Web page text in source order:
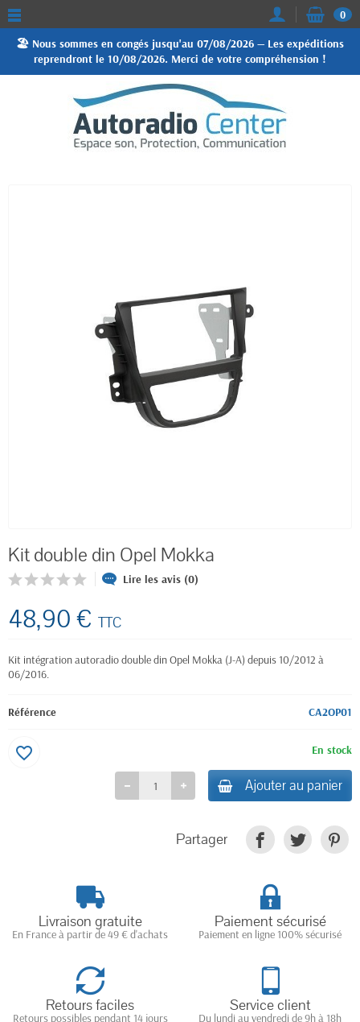
🏖️ Nous sommes en congés jusqu'au 07/08/2026 — Les expéditions
reprendront le 10/08/2026. Merci de votre compréhension !
0
Kit double din Opel Mokka
Lire les avis (0)
48,90 € TTC
Kit intégration autoradio double din Opel Mokka (J-A) depuis 10/2012 à
06/2016.
Référence CA2OP01
En stock
Ajouter au panier
favorite_border
Partager
Livraison gratuite
En France à partir de 49 € d'achats
Paiement sécurisé
Paiement en ligne 100% sécurisé
Retours faciles
Retours possibles pendant 14 jours
Service client
Du lundi au vendredi de 9h à 18h